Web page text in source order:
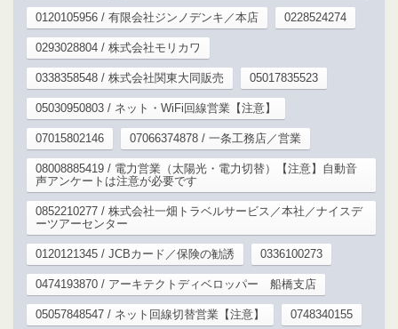
0120105956 / 有限会社ジンノデンキ／本店 0228524274
0293028804 / 株式会社モリカワ
0338358548 / 株式会社関東大同販売 05017835523
05030950803 / ネット・WiFi回線営業【注意】
07015802146 07066374878 / 一条工務店／営業
08008885419 / 電力営業（太陽光・電力切替）【注意】自動音
声アンケートは注意が必要です
0852210277 / 株式会社一畑トラベルサービス／本社／ナイスデ
ーツアーセンター
0120121345 / JCBカード／保険の勧誘 0336100273
0474193870 / アーキテクトディベロッパー 船橋支店
05057848547 / ネット回線切替営業【注意】 0748340155